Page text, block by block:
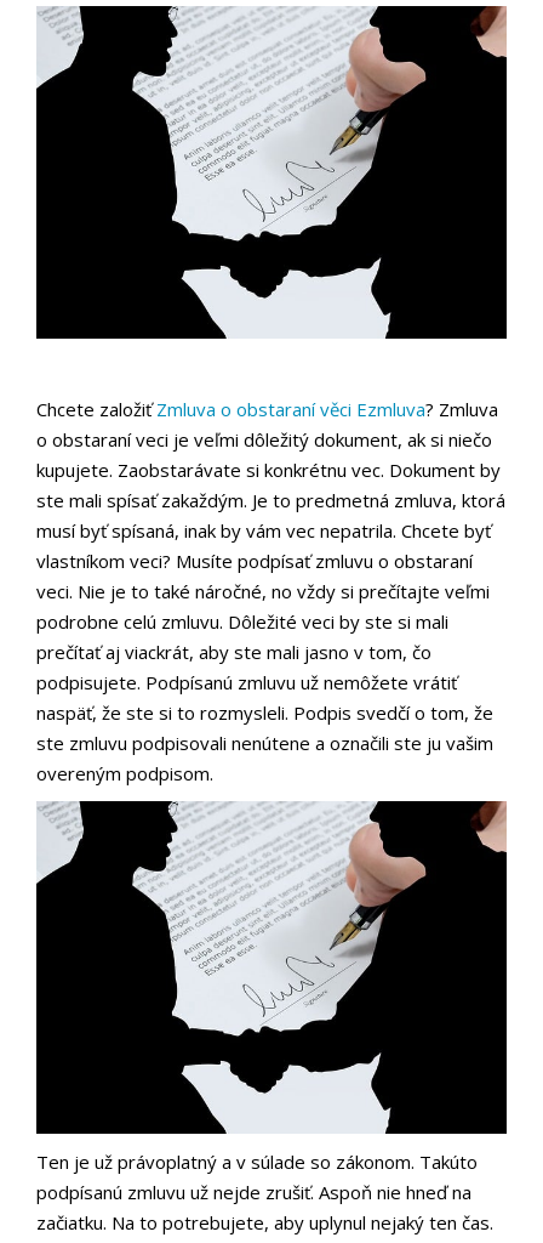
Chcete založiťZmluva o obstaraní věci Ezmluva? Zmluva
o obstaraní veci je veľmi dôležitý dokument, ak si niečo
kupujete. Zaobstarávate si konkrétnu vec. Dokument by
ste mali spísať zakaždým. Je to predmetná zmluva, ktorá
musí byť spísaná, inak by vám vec nepatrila. Chcete byť
vlastníkom veci? Musíte podpísať zmluvu o obstaraní
veci. Nie je to také náročné, no vždy si prečítajte veľmi
podrobne celú zmluvu. Dôležité veci by ste si mali
prečítať aj viackrát, aby ste mali jasno v tom, čo
podpisujete. Podpísanú zmluvu už nemôžete vrátiť
naspäť, že ste si to rozmysleli. Podpis svedčí o tom, že
ste zmluvu podpisovali nenútene a označili ste ju vašim
overeným podpisom.
Ten je už právoplatný a v súlade so zákonom. Takúto
podpísanú zmluvu už nejde zrušiť. Aspoň nie hneď na
začiatku. Na to potrebujete, aby uplynul nejaký ten čas.